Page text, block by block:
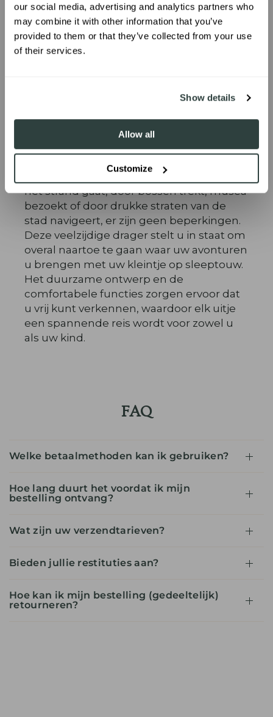
our social media, advertising and analytics partners who
may combine it with other information that you’ve
provided to them or that they’ve collected from your use
of their services.
Show details
Allow all
Customize
Geen beperkingen
Met de WildRide peuterdrager zijn de
mogelijkheden eindeloos. Of u nu naar
het strand gaat, door bossen trekt, musea
bezoekt of door drukke straten van de
stad navigeert, er zijn geen beperkingen.
Deze veelzijdige drager stelt u in staat om
overal naartoe te gaan waar uw avonturen
u brengen met uw kleintje op sleeptouw.
Het duurzame ontwerp en de
comfortabele functies zorgen ervoor dat
u vrij kunt verkennen, waardoor elk uitje
een spannende reis wordt voor zowel u
als uw kind.
FAQ
Welke betaalmethoden kan ik gebruiken?
Hoe lang duurt het voordat ik mijn
bestelling ontvang?
Wat zijn uw verzendtarieven?
Bieden jullie restituties aan?
Hoe kan ik mijn bestelling (gedeeltelijk)
retourneren?
Sign up to receive 10% off your first
order.